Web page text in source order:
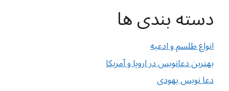
دسته بندی ها
انواع طلسم و ادعیه
بهترین دعانویس در اروپا و آمریکا
دعا نویس یهودی